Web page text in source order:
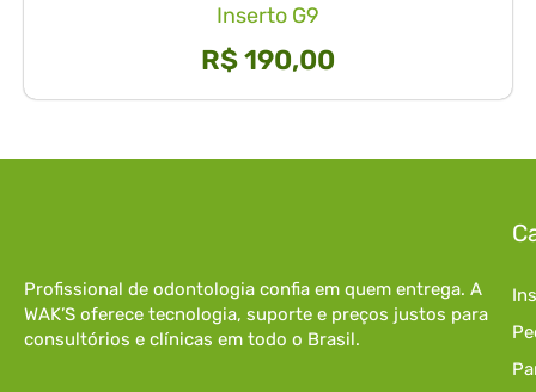
Inserto G9
R$190,00
Profissional de odontologia confia em quem entrega. A
WAK’S oferece tecnologia, suporte e preços justos para
consultórios e clínicas em todo o Brasil.